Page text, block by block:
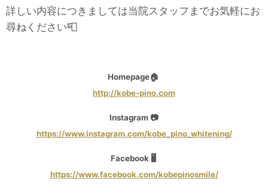
詳しい内容につきましては当院スタッフまでお気軽にお
尋ねください📮
Homepage🏠
http://kobe-pino.com
Instagram 📷
https://www.instagram.com/kobe_pino_whitening/
Facebook 🖥
https://www.facebook.com/kobepinosmile/